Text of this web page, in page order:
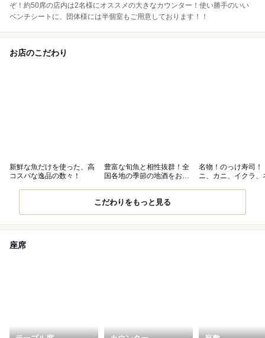
ぞ！約50席の店内は2名様にオススメの大きなカウンター！使い勝手のいい
ベンチシートに、団体様には半個室もご用意しております！！
お店のこだわり
新鮮な魚だけを使った、高
コスパな逸品の数々！
豊富な旬魚と相性抜群！全
国各地の季節の地酒をお楽
名物！のっけ寿司！
ニ、カニ、イクラ、
こだわりをもっと見る
座席